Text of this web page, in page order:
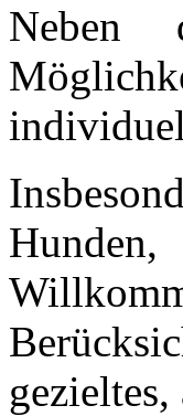
Neben
Hunden,